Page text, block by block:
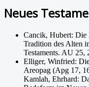
Neues
Cancik, Hubert: Die
Tradition des Alten
Testaments. AU 25,
Elliger, Winfried:
Areopag (Apg 17,
Kamlah, Ehrhard: